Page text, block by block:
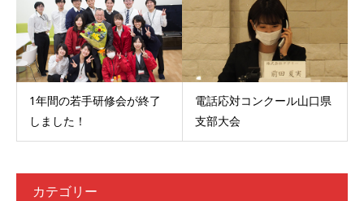
1年間の若手研修会が終了
しました！
電話応対コンクール山口県
支部大会
カテゴリー